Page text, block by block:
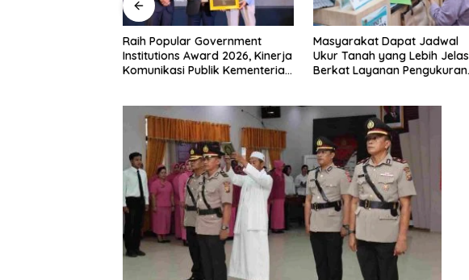
Raih Popular Government
Institutions Award 2026, Kinerja
Komunikasi Publik Kementerian
Masyarakat Dapat Jadwal
Ukur Tanah yang Lebih Jelas
Berkat Layanan Pengukuran